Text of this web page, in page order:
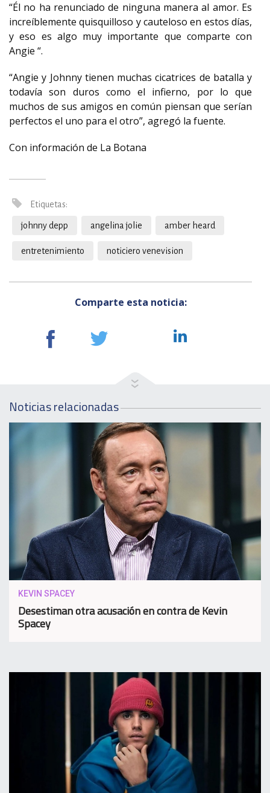
“Él no ha renunciado de ninguna manera al amor. Es
increíblemente quisquilloso y cauteloso en estos días,
y eso es algo muy importante que comparte con
Angie “.
“Angie y Johnny tienen muchas cicatrices de batalla y
todavía son duros como el infierno, por lo que
muchos de sus amigos en común piensan que serían
perfectos el uno para el otro”, agregó la fuente.
Con información de La Botana
Etiquetas:
johnny depp angelina jolie amber heard
entretenimiento noticiero venevision
Comparte esta noticia:
Noticias relacionadas
KEVIN SPACEY
Desestiman otra acusación en contra de Kevin
Spacey